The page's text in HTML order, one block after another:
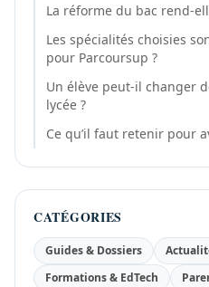
La réforme du bac rend-
Les spécialités choisies
pour Parcoursup ?
Un élève peut-il changer
lycée ?
Ce qu’il faut retenir pour
CATÉGORIES
Guides & Dossiers
Formations & EdTech